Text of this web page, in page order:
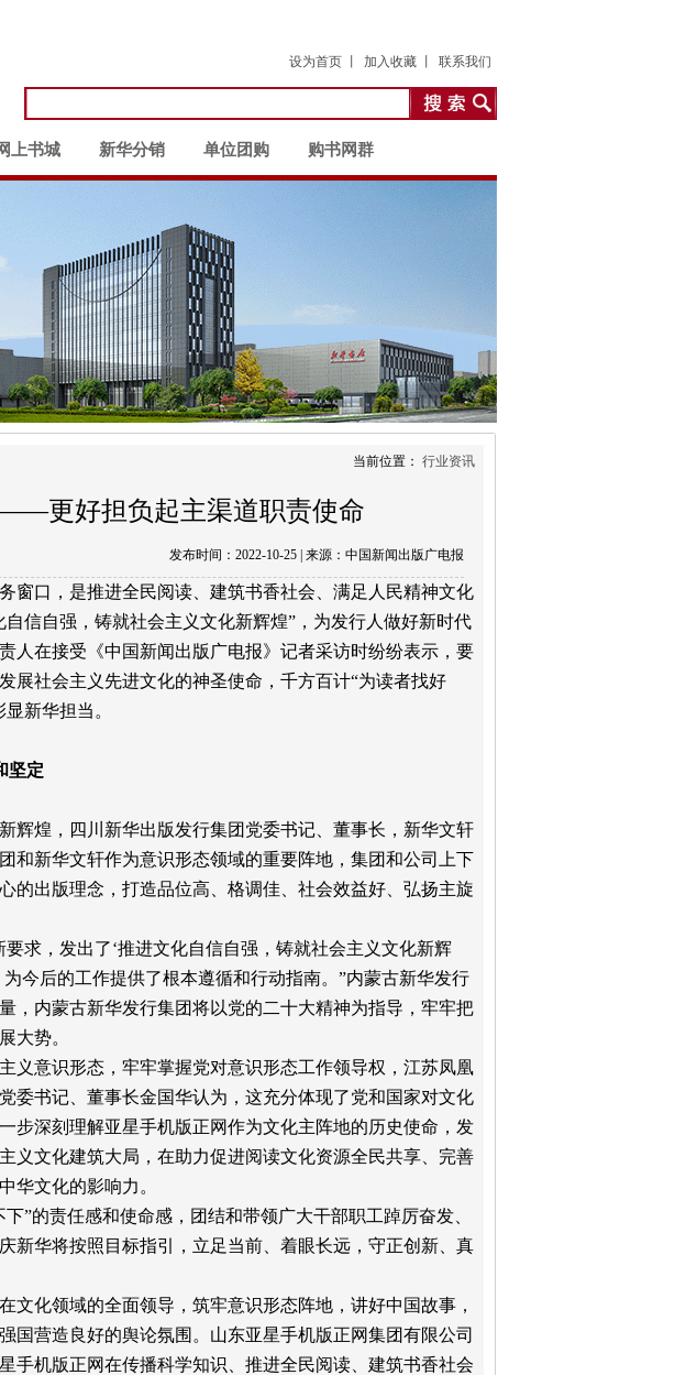
设为首页 丨 加入收藏 丨 联系我们
上书城 新华分销 单位团购 购书网群
当前位置： 行业资讯
更好担负起主渠道职责使命
发布时间：2022-10-25 | 来源：中国新闻出版广电报
窗口，是推进全民阅读、建筑书香社会、满足人民精神文化
自信自强，铸就社会主义文化新辉煌”，为发行人做好新时代
人在接受《中国新闻出版广电报》记者采访时纷纷表示，要
展社会主义先进文化的神圣使命，千方百计“为读者找好
新华担当。
坚定
辉煌，四川新华出版发行集团党委书记、董事长，新华文轩
和新华文轩作为意识形态领域的重要阵地，集团和公司上下
的出版理念，打造品位高、格调佳、社会效益好、弘扬主旋
求，发出了‘推进文化自信自强，铸就社会主义文化新辉
今后的工作提供了根本遵循和行动指南。”内蒙古新华发行
，内蒙古新华发行集团将以党的二十大精神为指导，牢牢把
大势。
义意识形态，牢牢掌握党对意识形态工作领导权，江苏凤凰
委书记、董事长金国华认为，这充分体现了党和国家对文化
步深刻理解亚星手机版正网作为文化主阵地的历史使命，发
义文化建筑大局，在助力促进阅读文化资源全民共享、完善
华文化的影响力。
下”的责任感和使命感，团结和带领广大干部职工踔厉奋发、
新华将按照目标指引，立足当前、着眼长远，守正创新、真
化领域的全面领导，筑牢意识形态阵地，讲好中国故事，
国营造良好的舆论氛围。山东亚星手机版正网集团有限公司
手机版正网在传播科学知识、推进全民阅读、建筑书香社会